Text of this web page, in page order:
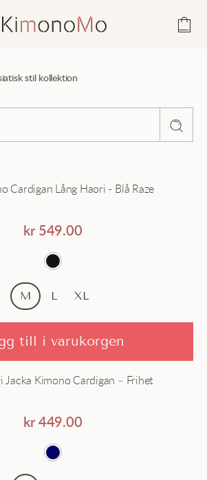
stil kollektion
betygstil kollektion
stil kollektion
för vuxna och underkläder
Cardigan Lång Haori - Blå Raze
kr 549.00
M L XL
till i varukorgen
Jacka Kimono Cardigan – Frihet
kr 449.00